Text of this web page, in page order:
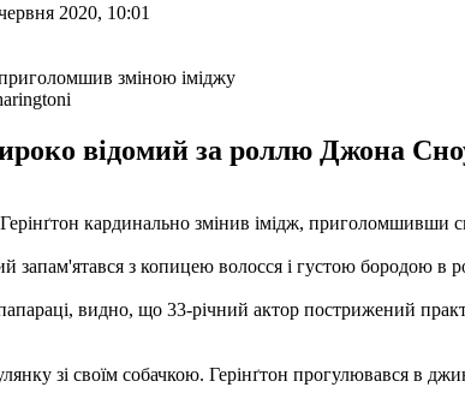
2020, 10:01
відомий за роллю Джона
кардинально змінив імідж, приголомшивши
запам'ятався з копицею волосся і густою бородою в
видно, що 33-річний актор пострижений
зі своїм собачкою. Герінґтон прогулювався в